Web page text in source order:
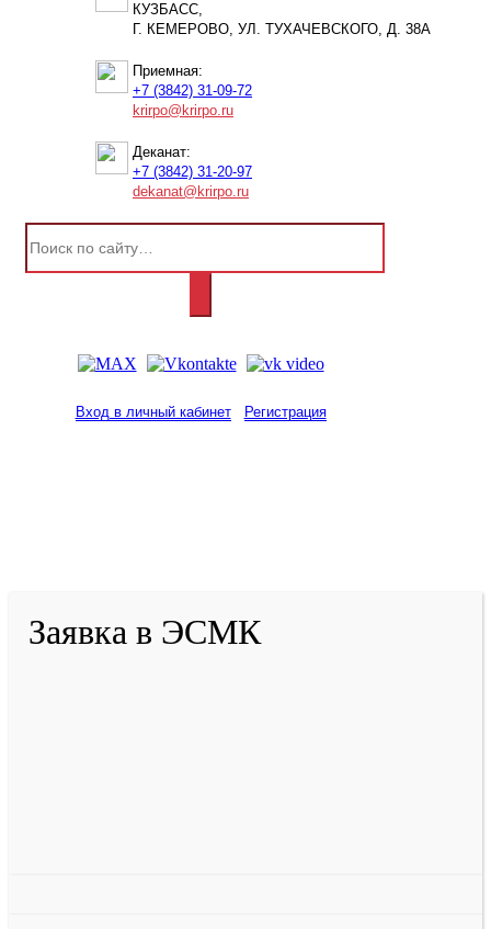
КУЗБАСС,
Г. КЕМЕРОВО, УЛ. ТУХАЧЕВСКОГО, Д. 38А
Приемная:
+7 (3842) 31-09-72
krirpo@krirpo.ru
Деканат:
+7 (3842) 31-20-97
dekanat@krirpo.ru
Вход в личный кабинет Регистрация
Заявка в ЭСМК